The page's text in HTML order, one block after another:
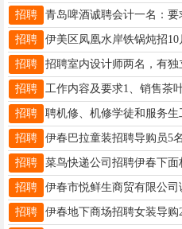
招聘
招聘
招聘
招聘
招聘
招聘
招聘
招聘
招聘